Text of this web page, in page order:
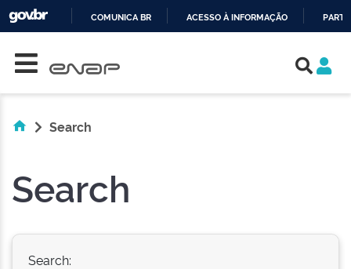
COMUNICA BR ACESSO À INFORMAÇÃO
Search
Search
Search: